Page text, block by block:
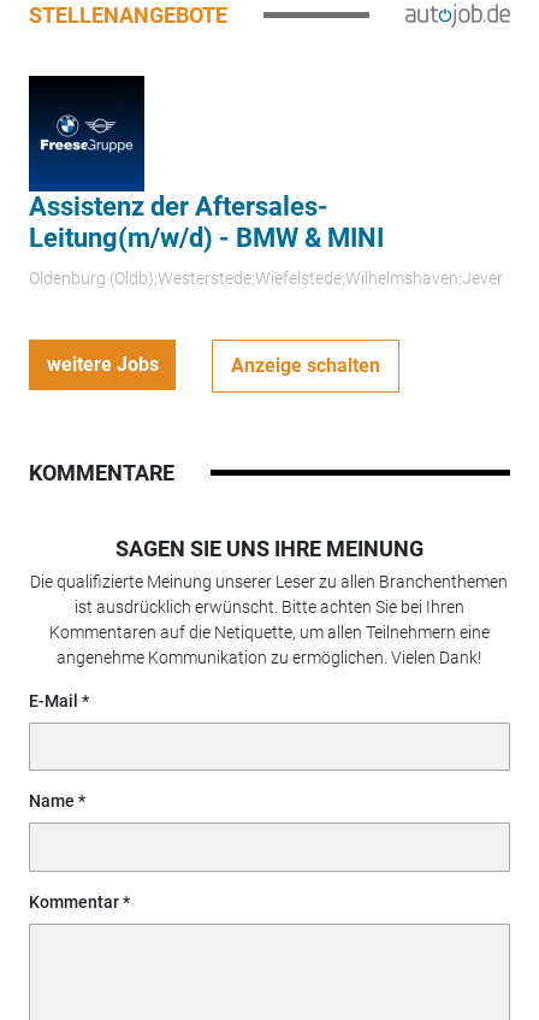
STELLENANGEBOTE
Assistenz der Aftersales-
Leitung(m/w/d) - BMW & MINI
Oldenburg (Oldb);Westerstede;Wiefelstede;Wilhelmshaven;Jever
weitere Jobs Anzeige schalten
KOMMENTARE
SAGEN SIE UNS IHRE MEINUNG
Die qualifizierte Meinung unserer Leser zu allen Branchenthemen
ist ausdrücklich erwünscht. Bitte achten Sie bei Ihren
Kommentaren auf die Netiquette, um allen Teilnehmern eine
angenehme Kommunikation zu ermöglichen. Vielen Dank!
E-Mail
Name
Kommentar